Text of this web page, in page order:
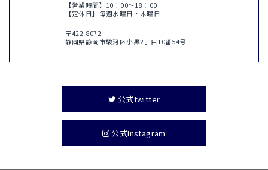
【営業時間】10：00〜18：00
【定休日】毎週水曜日・木曜日
〒422-8072
静岡県静岡市駿河区小黒2丁目10番54号
公式twitter
公式Instagram